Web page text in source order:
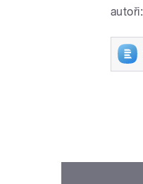
autoři: